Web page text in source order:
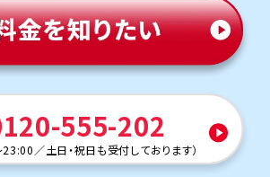
555-202
／土日・祝日も受付しております）